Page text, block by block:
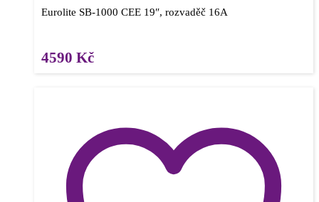
Eurolite SB-1000 CEE 19″, rozvaděč 16A
4590 Kč